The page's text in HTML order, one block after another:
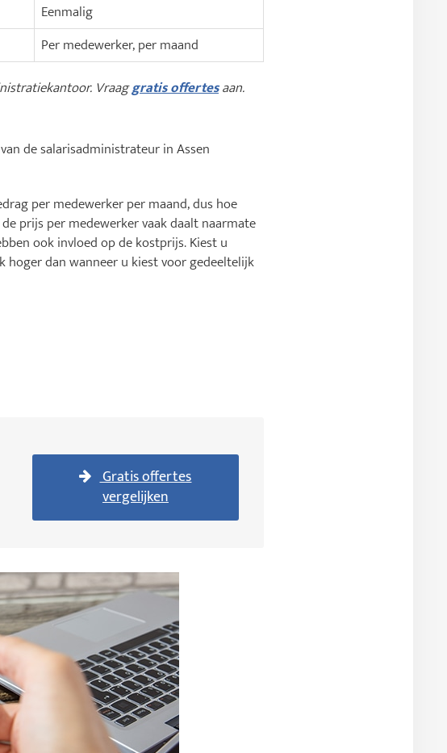
Eenmalig
Per medewerker, per maand
Vraaggratis offertesaan.
de salarisadministrateur in Assen
per medewerker per maand, dus hoe
prijs per medewerker vaak daalt naarmate
ook invloed op de kostprijs. Kiest u
dan wanneer u kiest voor gedeeltelijk
Gratis offertes
vergelijken